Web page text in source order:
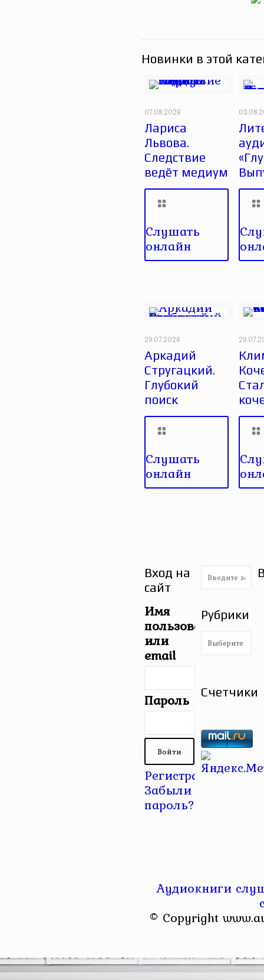
Новинки в этой
07.08.2026
Лариса
Львова.
Следствие
ведёт медиум
Слушать
онлайн
29.07.2026
Аркадий
Стругацкий.
Глубокий
поиск
Слушать
онлайн
Вход на
сайт
Имя
пользователя
или
email
Пароль
Регистрация |
Забыли
пароль?
Рубрики
Рубрики
Счетчики
Аудиокниги
© Copyright